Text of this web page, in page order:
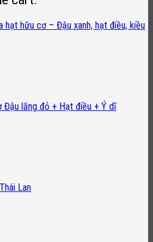
hạt hữu cơ – Đậu xanh, hạt điều, kiều
lăng đỏ + Hạt điều + Ý dĩ
Lan